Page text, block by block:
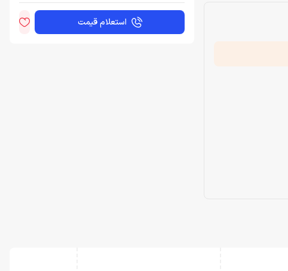
استعلام قیمت